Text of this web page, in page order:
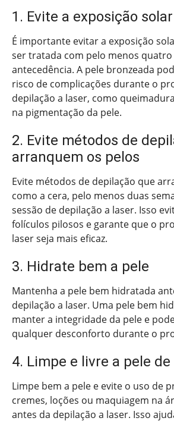
1. Evite a exposição solar
É importante evitar a exposição
ser tratada com pelo menos quatro
antecedência. A pele bronzeada
risco de complicações durante o
depilação a laser, como
na pigmentação da pele.
2. Evite métodos de
arranquem os pelos
Evite métodos de depilação que
como a cera, pelo menos duas
sessão de depilação a laser. Isso
folículos pilosos e garante que o
laser seja mais eficaz.
3. Hidrate bem a pele
Mantenha a pele bem hidratada
depilação a laser. Uma pele bem
manter a integridade da pele e
qualquer desconforto durante o
4. Limpe e livre a pele
Limpe bem a pele e evite o uso de
cremes, loções ou maquiagem na
antes da depilação a laser. Isso